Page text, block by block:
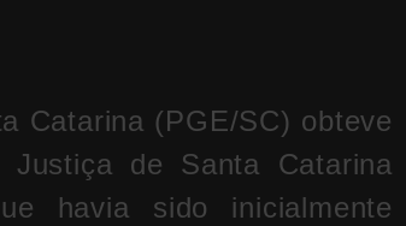
Catarina (PGE/SC) obteve
de Santa Catarina
havia sido inicialmente